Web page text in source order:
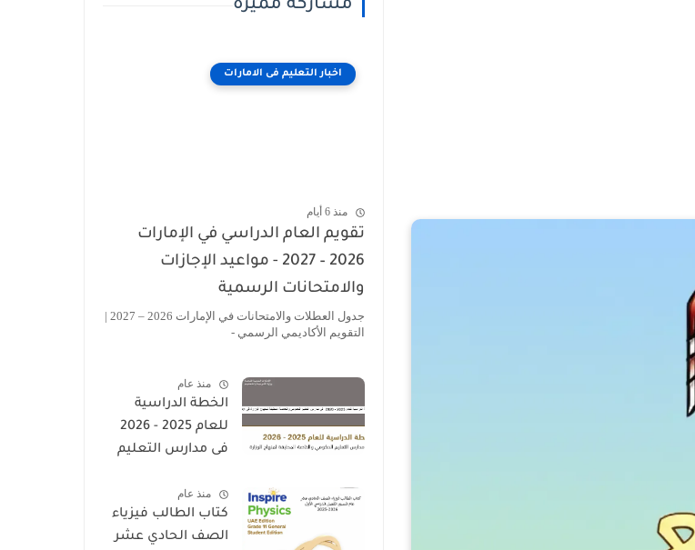
مشاركة مميزة
اخبار التعليم فى الامارات
منذ 6 أيام
تقويم العام الدراسي في الإمارات
2026 – 2027 - مواعيد الإجازات
والامتحانات الرسمية
جدول العطلات والامتحانات في الإمارات 2026 – 2027 |
التقويم الأكاديمي الرسمي -
منذ عام
الخطة الدراسية
للعام 2025 - 2026
فى مدارس التعليم
المطبقة لمنهاج
الوزارة فى الامارات
منذ عام
كتاب الطالب فيزياء
الصف الحادي عشر